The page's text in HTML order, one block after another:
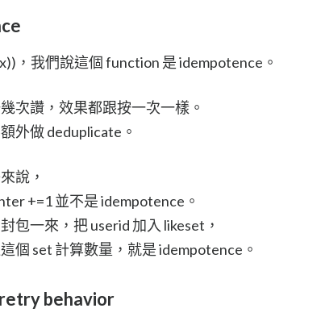
，我們說這個 function 是 idempotence。
次讚，效果都跟按一次一樣。
外做 deduplicate。
說，
+=1 並不是 idempotence。
包一來，把 userid 加入 likeset，
個 set 計算數量，就是 idempotence。
behavior